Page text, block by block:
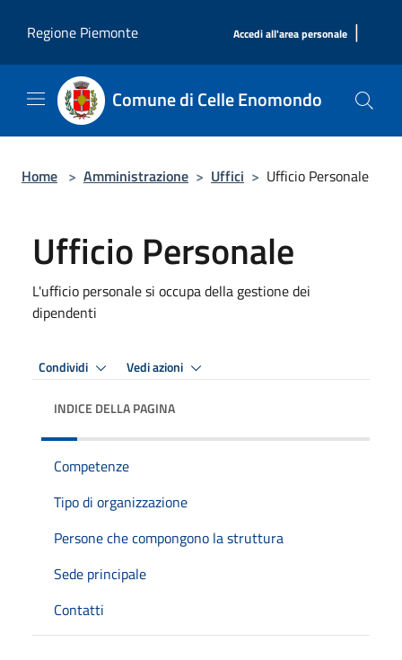
Regione Piemonte
Accedi all'area personale |
Comune di Celle Enomondo
Home > Amministrazione > Uffici > Ufficio Personale
Ufficio Personale
L'ufficio personale si occupa della gestione dei
dipendenti
Condividi Vedi azioni
INDICE DELLA PAGINA
Competenze
Tipo di organizzazione
Persone che compongono la struttura
Sede principale
Contatti